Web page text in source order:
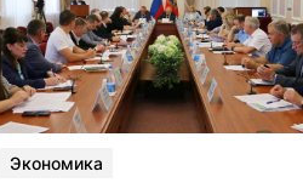
Экономика